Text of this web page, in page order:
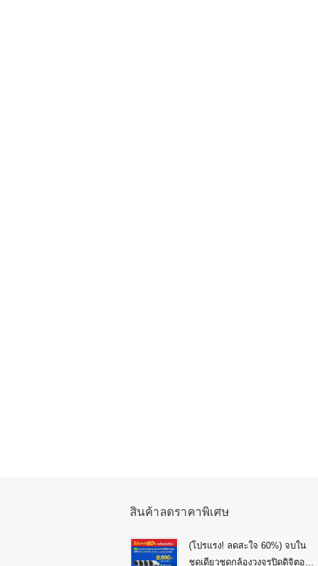
สินค้าลดราคาพิเศษ
(โปรแรง! ลดสะใจ 60%) จบใน
ชุดเดียวชุดกล้องวงจรปิดดิจิตอล